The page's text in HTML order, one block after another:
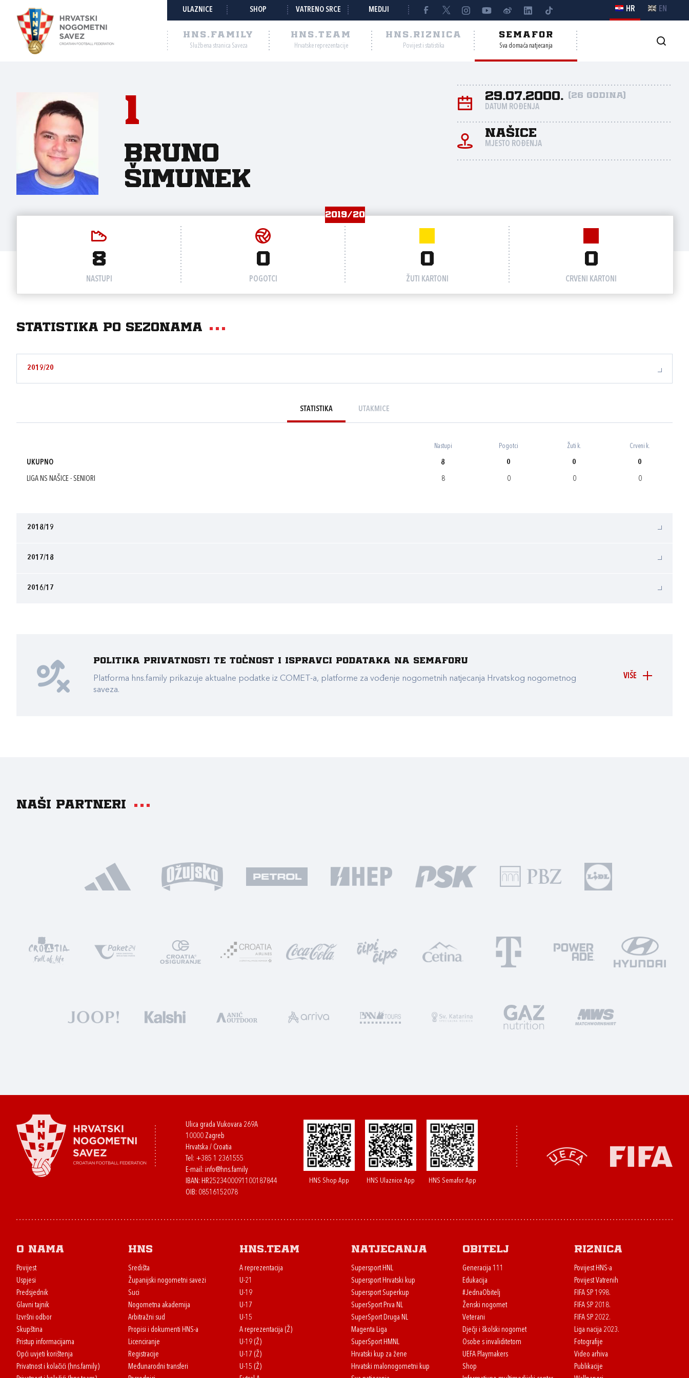
ULAZNICE SHOP VATRENO SRCE MEDIJI HR EN
HNS.FAMILY
Službena stranica Saveza
HNS.TEAM
Hrvatske reprezentacije
HNS.RIZNICA
Povijest i statistika
SEMAFOR
Sva domaća natjecanja
1
Bruno
Šimunek
29.07.2000. (26 godina)
DATUM ROĐENJA
Našice
MJESTO ROĐENJA
2019/20
8
NASTUPI
0
POGOTCI
0
ŽUTI KARTONI
0
CRVENI KARTONI
Statistika po sezonama
2019/20
STATISTIKA UTAKMICE
Nastupi Pogotci Žuti k. Crveni k.
UKUPNO 8 0 0 0
LIGA NS NAŠICE - SENIORI 8 0 0 0
2018/19
2017/18
2016/17
VIŠE
Politika privatnosti te točnost i ispravci podataka na Semaforu
Platforma hns.family prikazuje aktualne podatke iz COMET-a, platforme za vođenje nogometnih natjecanja Hrvatskog nogometnog
saveza.
Naši partneri
Ulica grada Vukovara 269A
10000 Zagreb
Hrvatska / Croatia
Tel: +385 1 2361555
E-mail: info@hns.family
IBAN: HR2523400091100187844
OIB: 08516152078
HNS Shop App HNS Ulaznice App HNS Semafor App
O nama
Povijest
Uspjesi
Predsjednik
Glavni tajnik
Izvršni odbor
Skupština
Pristup informacijama
Opći uvjeti korištenja
Privatnost i kolačići (hns.family)
HNS
Središta
Županijski nogometni savezi
Suci
Nogometna akademija
Arbitražni sud
Propisi i dokumenti HNS-a
Licenciranje
Registracije
Međunarodni transferi
HNS.team
A reprezentacija
U-21
U-19
U-17
U-15
A reprezentacija (Ž)
U-19 (Ž)
U-17 (Ž)
U-15 (Ž)
Natjecanja
Supersport HNL
Supersport Hrvatski kup
Supersport Superkup
SuperSport Prva NL
SuperSport Druga NL
Magenta Liga
SuperSport HMNL
Hrvatski kup za žene
Hrvatski malonogometni kup
Obitelj
Generacija 111
Edukacija
#JednaObitelj
Ženski nogomet
Veterani
Dječji i školski nogomet
Osobe s invaliditetom
UEFA Playmakers
Shop
Riznica
Povijest HNS-a
Povijest Vatrenih
FIFA SP 1998.
FIFA SP 2018.
FIFA SP 2022.
Liga nacija 2023.
Fotografije
Video arhiva
Publikacije